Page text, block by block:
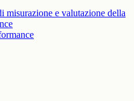
misurazione e valutazione della